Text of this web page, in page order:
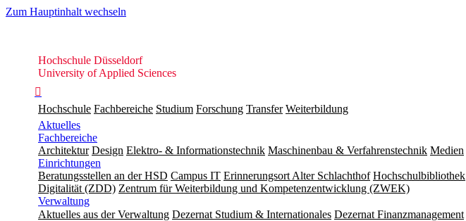
Zum Hauptinhalt wechseln
Hochschule
Düsseldorf
Hochschule Düsseldorf
University of Applied Sciences

Hochschule Fachbereiche Studium Forschung Transfer Weiterbildung
Aktuelles
Fachbereiche
Architektur Design Elektro- & Informationstechnik Maschinenbau & Verfahrenstechnik Medien
Einrichtungen
Beratungsstellen an der HSD Campus IT Erinnerungsort Alter Schlachthof Hochschulbibliothek
Digitalität (ZDD) Zentrum für Weiterbildung und Kompetenzentwicklung (ZWEK)
Verwaltung
Aktuelles aus der Verwaltung Dezernat Studium & Internationales Dezernat Finanzmanagement